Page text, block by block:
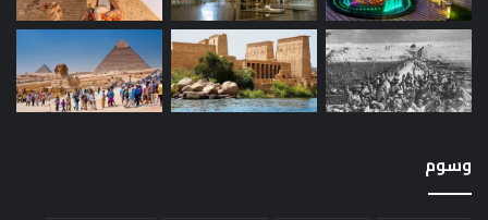
وسوم